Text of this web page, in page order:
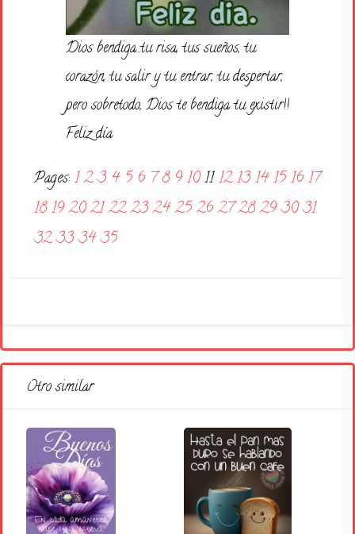
Dios bendiga…tu risa, tus sueños, tu
corazón, tu salir y tu entrar, tu despertar,
pero sobretodo, Dios te bendiga tu existir!!
Feliz día
Pages: 1 2 3 4 5 6 7 8 9 10 11 12 13 14 15 16 17
18 19 20 21 22 23 24 25 26 27 28 29 30 31
32 33 34 35
Otro similar